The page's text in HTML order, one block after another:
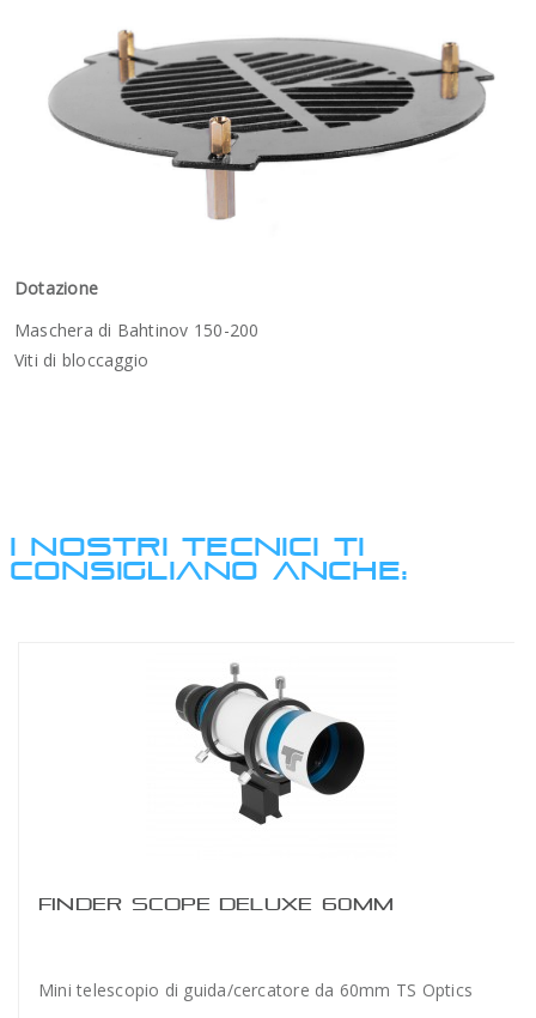
Dotazione
Maschera di Bahtinov 150-200
Viti di bloccaggio
I NOSTRI TECNICI TI
CONSIGLIANO ANCHE:
FINDER SCOPE DELUXE 60MM
Mini telescopio di guida/cercatore da 60mm TS Optics